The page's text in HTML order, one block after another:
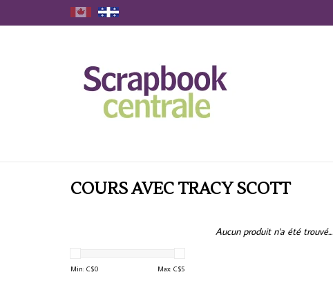
COURS AVEC TRACY SCOTT
Min: C$0 Max: C$5
Aucun produit n'a été trouvé...